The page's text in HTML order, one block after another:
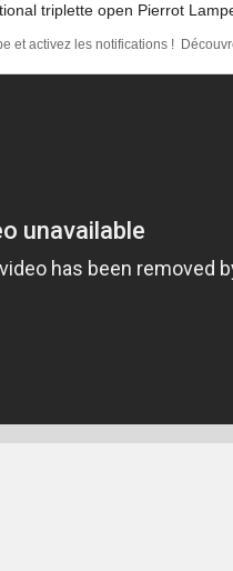
triplette open Pierrot
et activez les notifications !